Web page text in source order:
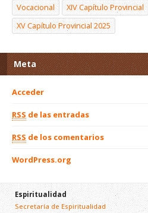
Vocacional
XIV Capítulo Provincial
XV Capítulo Provincial 2025
Meta
Acceder
RSS de las entradas
RSS de los comentarios
WordPress.org
Espiritualidad
Secretaría de Espiritualidad